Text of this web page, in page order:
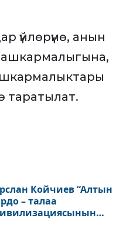
үйлөрүнө, анын
таратылат.
Койчиев “Алтын
– талаа